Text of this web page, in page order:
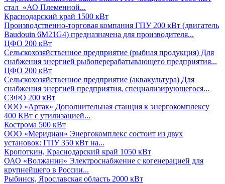
стал «АО Племенной...
Краснодарский край 1500 кВт
Производственно-торговая компания ГПУ 200 кВт (двигатель
Baudouin 6M21G4) предназначена для производителя...
ЦФО 200 кВт
Сельскохозяйственное предприятие (рыбная продукция) Для
снабжения энергией рыбоперерабатывающего предприятия...
ЦФО 200 кВт
Сельскохозяйственное предприятие (аквакультура) Для
снабжения энергией предприятия, специализирующегося...
СЗФО 200 кВт
ООО «Артак» Дополнительная станция к энергокомплексу
400 КВт с утилизацией...
Кострома 500 кВт
ООО «Меридиан» Энергокомплекс состоит из двух
установок: ГПУ 350 кВт на...
Кропоткин, Краснодарский край 1050 кВт
ОАО «Волжанин» Электроснабжение с когенерацией для
крупнейшего в России...
Рыбинск, Ярославская область 2000 кВт